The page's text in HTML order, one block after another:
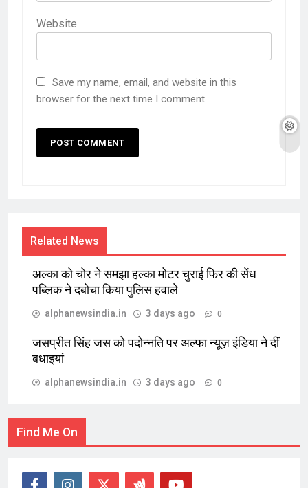
Website
Save my name, email, and website in this
browser for the next time I comment.
Related News
अल्का को चोर ने समझा हल्का मोटर चुराई फिर की सेंध
पब्लिक ने दबोचा किया पुलिस हवाले
alphanewsindia.in 3 days ago 0
जसप्रीत सिंह जस को पदोन्नति पर अल्फा न्यूज़ इंडिया ने दीं
बधाइयां
alphanewsindia.in 3 days ago 0
Find Me On